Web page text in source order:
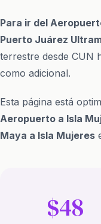
Para ir del
Puerto Juárez
terrestre desde CUN
como adicional.
Esta página está
Aeropuerto a Isla
Maya a Isla Mujeres
$48